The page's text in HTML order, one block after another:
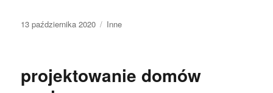
Data
13 października 2020 Kategorie
Inne
projektowanie domów